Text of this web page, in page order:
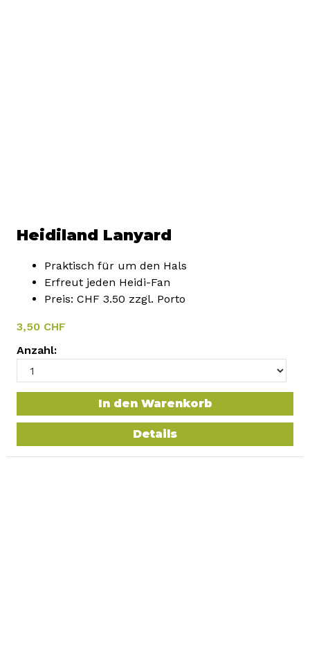
Heidiland Lanyard
Praktisch für um den Hals
Erfreut jeden Heidi-Fan
Preis: CHF 3.50 zzgl. Porto
3,50 CHF
Anzahl:
In den Warenkorb
Details